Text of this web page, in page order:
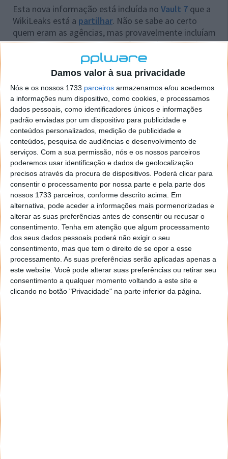
Damos valor à sua privacidade
Nós e os nossos 1733 parceiros armazenamos e/ou acedemos
a informações num dispositivo, como cookies, e processamos
dados pessoais, como identificadores únicos e informações
padrão enviadas por um dispositivo para publicidade e
conteúdos personalizados, medição de publicidade e
conteúdos, pesquisa de audiências e desenvolvimento de
serviços. Com a sua permissão, nós e os nossos parceiros
poderemos usar identificação e dados de geolocalização
precisos através da procura de dispositivos. Poderá clicar para
consentir o processamento por nossa parte e pela parte dos
nossos 1733 parceiros, conforme descrito acima. Em
alternativa, pode aceder a informações mais pormenorizadas e
alterar as suas preferências antes de consentir ou recusar o
consentimento. Tenha em atenção que algum processamento
dos seus dados pessoais poderá não exigir o seu
consentimento, mas que tem o direito de se opor a esse
processamento. As suas preferências serão aplicadas apenas a
este website. Você pode alterar suas preferências ou retirar seu
consentimento a qualquer momento voltando a este site e
clicando no botão "Privacidade" na parte inferior da página.
Esta nova informação está incluída no Vault 7 que a
WikiLeaks está a partilhar. Não se sabe ao certo
quem eram as agências, mas provavelmente incluíam
o FBI, a NSA e a Department of Homeland Security.
Este é mais um exemplo, grave, da forma como a CIA
recolhia informação sensível.
Este artigo tem mais de um ano
Acompanhe o Pplware no Google Notícias
Proponha uma correção, faça uma sugestão
Autor:
Tags: ExpressLane
PRÓXIMO ARTIGO